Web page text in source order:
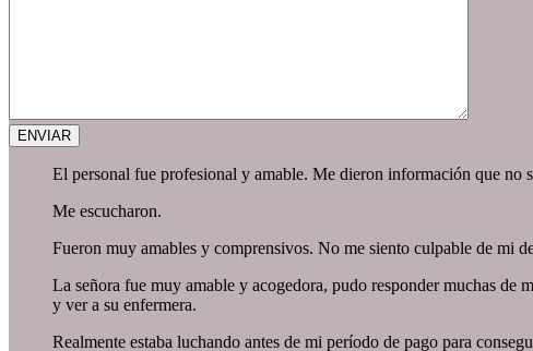
El personal fue profesional y amable. Me dieron información que no
Me escucharon.
Fueron muy amables y comprensivos. No me siento culpable de mi
La señora fue muy amable y acogedora, pudo responder muchas de
y ver a su enfermera.
Realmente estaba luchando antes de mi período de pago para